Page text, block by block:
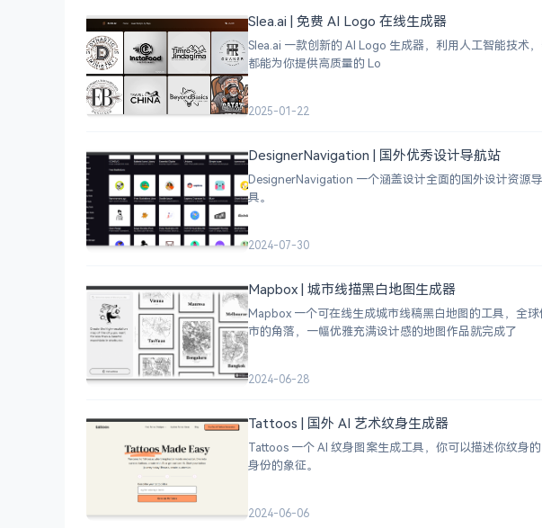
Slea.ai | 免费 AI Logo 在线生成器
Slea.ai 一款创新的 AI Logo 生成器，利用人工智能技术
都能为你提供高质量的 Lo
2025-01-22
DesignerNavigation | 国外优秀设计导航站
DesignerNavigation 一个涵盖设计全面的国外设计资源
具。
2024-07-30
Mapbox | 城市线描黑白地图生成器
Mapbox 一个可在线生成城市线稿黑白地图的工具，全
市的角落，一幅优雅充满设计感的地图作品就完成了
2024-06-28
Tattoos | 国外 AI 艺术纹身生成器
Tattoos 一个 AI 纹身图案生成工具，你可以描述你纹身
身份的象征。
2024-06-06